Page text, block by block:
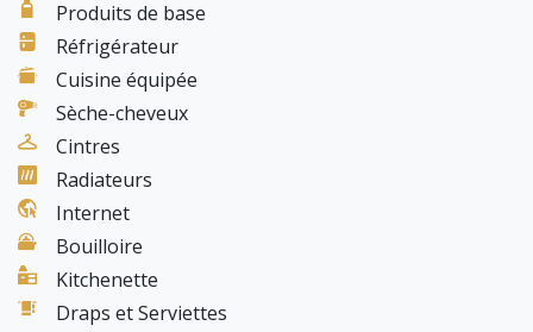
Produits de base
Réfrigérateur
Cuisine équipée
Sèche-cheveux
Cintres
Radiateurs
Internet
Bouilloire
Kitchenette
Draps et Serviettes